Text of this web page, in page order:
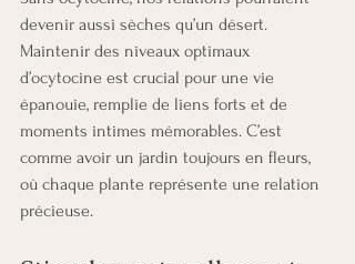
devenir aussi sèches qu’un désert.
Maintenir des niveaux optimaux
d’ocytocine est crucial pour une vie
épanouie, remplie de liens forts et de
moments intimes mémorables. C’est
comme avoir un jardin toujours en fleurs,
où chaque plante représente une relation
précieuse.